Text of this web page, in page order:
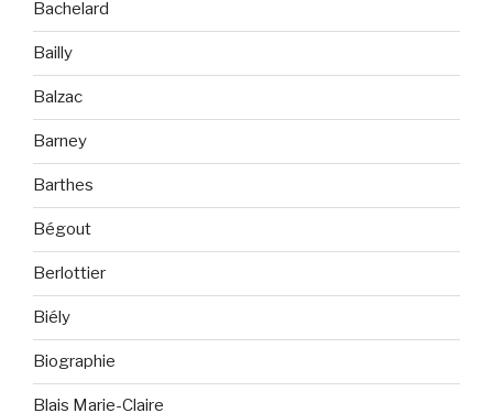
Bachelard
Bailly
Balzac
Barney
Barthes
Bégout
Berlottier
Biély
Biographie
Blais Marie-Claire